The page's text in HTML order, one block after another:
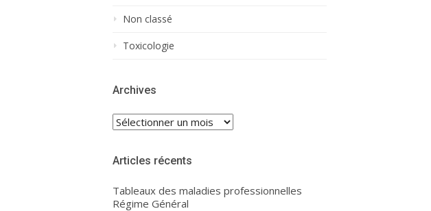
Non classé
Toxicologie
Archives
Archives
Articles récents
Tableaux des maladies professionnelles
Régime Général